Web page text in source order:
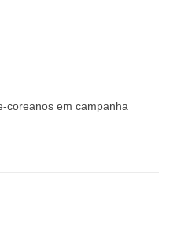
coreanos em campanha